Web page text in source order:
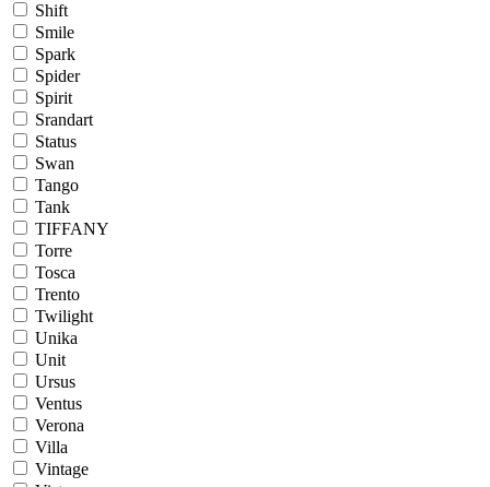
Shift
Smile
Spark
Spider
Spirit
Srandart
Status
Swan
Tango
Tank
TIFFANY
Torre
Tosca
Trento
Twilight
Unika
Unit
Ursus
Ventus
Verona
Villa
Vintage